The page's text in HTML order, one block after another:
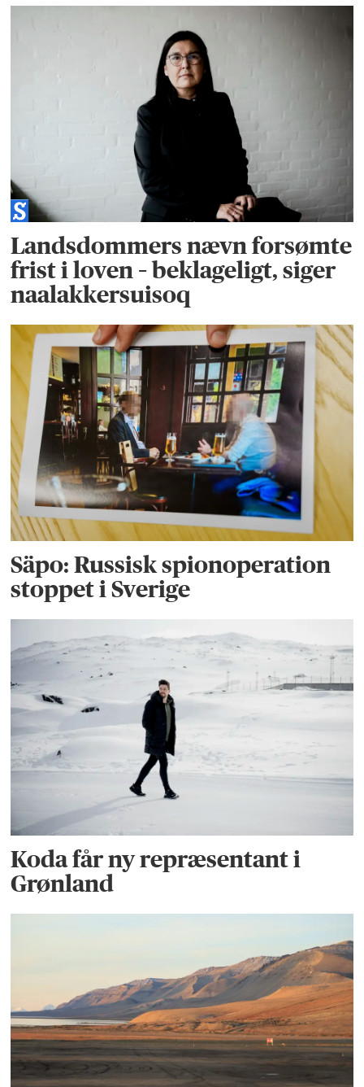
Landsdommers nævn forsømte
frist i loven – beklageligt, siger
naalakkersuisoq
Säpo: Russisk spionoperation
stoppet i Sverige
Koda får ny repræsentant i
Grønland